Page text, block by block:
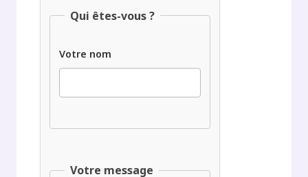
Qui êtes-vous ?
Votre nom
Votre message